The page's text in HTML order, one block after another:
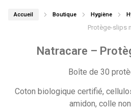
Accueil Boutique Hygiène
Protège-slips
Natracare –
Boîte de 30
Coton biologique certifié,
amidon, colle